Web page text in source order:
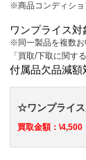
※商品コンディショ
ワンプライス対
※同一製品を複数お
「買取/下取に関す
付属品欠品減額
☆ワンプライ
買取金額：\4,500